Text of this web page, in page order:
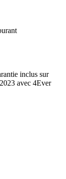
inclus sur
avec 4Ever